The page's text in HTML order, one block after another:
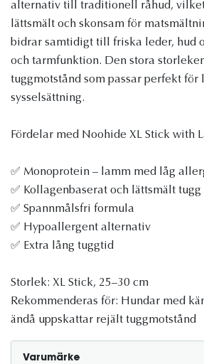
alternativ till traditionell råhud,
lättsmält och skonsam för
bidrar samtidigt till friska leder, hud
och tarmfunktion. Den stora
tuggmotstånd som passar perfekt för
sysselsättning.
Fördelar med Noohide XL Stick with
✅ Monoprotein – lamm med låg
✅ Kollagenbaserat och lättsmält tugg
✅ Spannmålsfri formula
✅ Hypoallergent alternativ
✅ Extra lång tuggtid
Storlek: XL Stick, 25–30 cm
Rekommenderas för: Hundar med
ändå uppskattar rejält tuggmotstånd
Varumärke